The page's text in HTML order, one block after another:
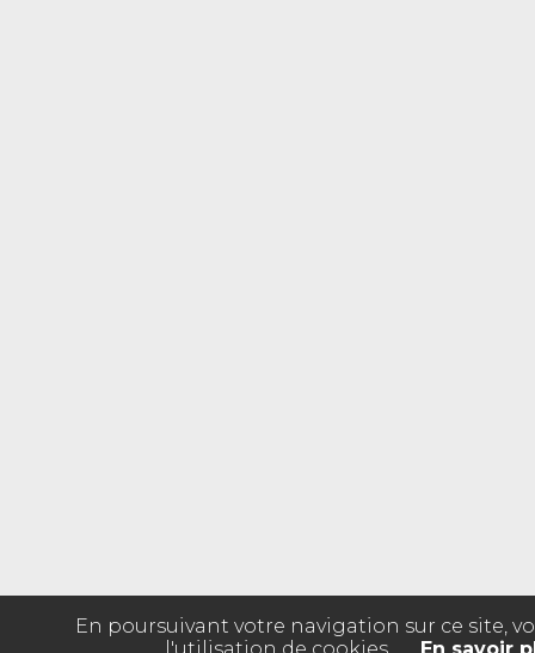
En poursuivant votre navigation sur ce site,